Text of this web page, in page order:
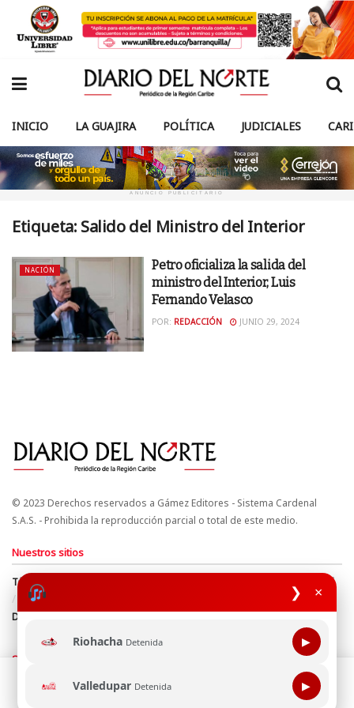
❯ ×
Riohacha Detenida ▶
Valledupar Detenida ▶
INICIO LA GUAJIRA POLÍTICA JUDICIALES
ANUNCIO PUBLICITARIO
Etiqueta: Salido del Ministro del Interior
NACIÓN
Petro oficializa la salida del
ministro del Interior, Luis
Fernando Velasco
POR: REDACCIÓN JUNIO 29, 2024
© 2023 Derechos reservados a Gámez Editores - Sistema Cardenal
S.A.S. - Prohibida la reproducción parcial o total de este medio.
Nuestros sitios
Términos y Condiciones
Derechos de Autor y Propiedad Intelectual
Política de uso de cookies
Política de Tratamiento de Datos
Directrices Editoriales
Síguenos
Esta página web usa cookie para mejorar tu experiencia de
navegación, al continuar aceptas nuestra política de uso de